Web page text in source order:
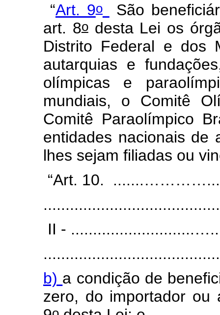
“Art. 9o
São
art. 8odesta Lei os
Distrito Federal e dos
autarquias e
olímpicas e
mundiais, o Comitê
Comitê Paraolímpico
entidades nacionais de
lhes sejam filiadas ou
“Art. 10.
II -
b) a condição de
zero, do importador ou